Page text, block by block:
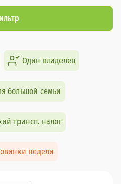
Один владелец
большой семьи
трансп. налог
недели